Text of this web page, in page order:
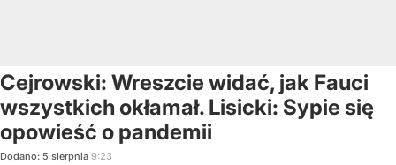
Cejrowski: Wreszcie widać, jak Fauci
wszystkich okłamał. Lisicki: Sypie się
opowieść o pandemii
Dodano: 5 sierpnia 9:23